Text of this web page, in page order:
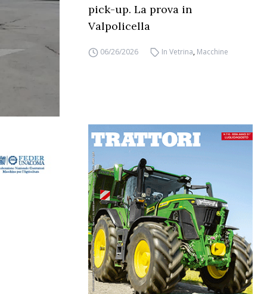
pick-up. La prova in
Valpolicella
06/26/2026 In Vetrina, Macchine